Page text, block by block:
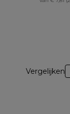
Vergelijken